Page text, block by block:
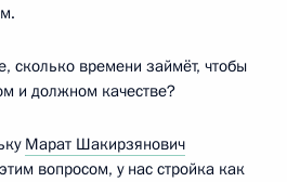
сколько времени займёт, чтобы
и должном качестве?
Марат Шакирзянович
вопросом, у нас стройка как